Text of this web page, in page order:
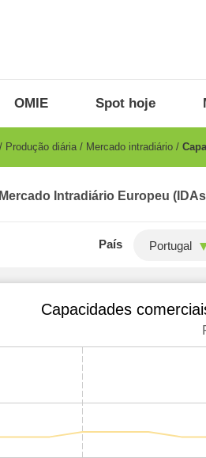
OMIE Spot hoje
Produção diária Mercado intradiário
Mercado Intradiário Europeu
País Portugal
Capacidades